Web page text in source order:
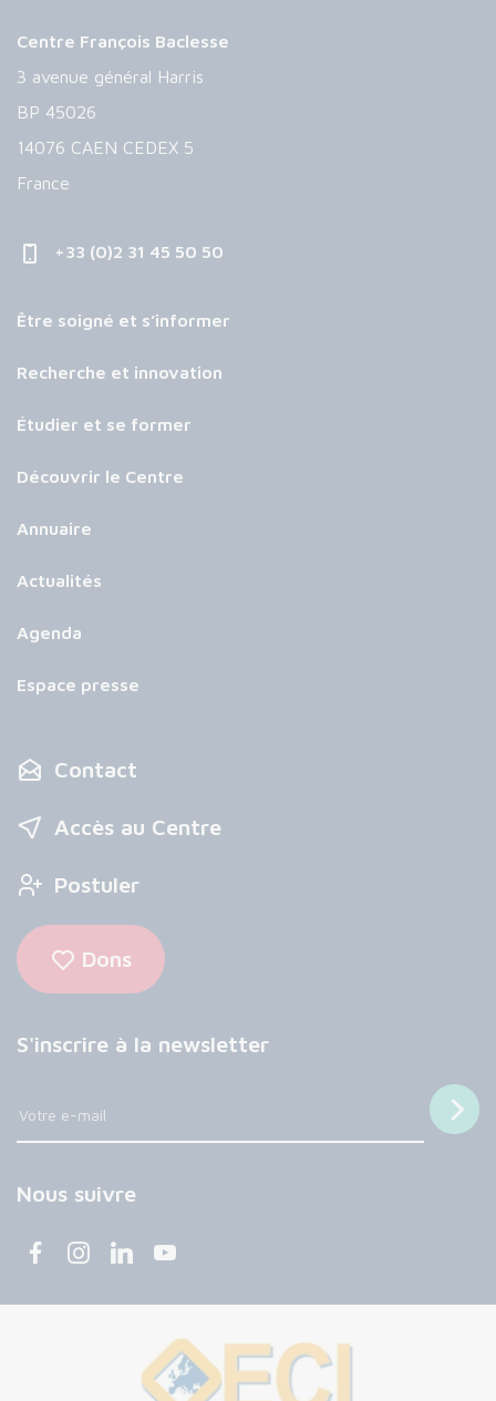
Centre François Baclesse
3 avenue général Harris
BP 45026
14076 CAEN CEDEX 5
France
+33 (0)2 31 45 50 50
Être soigné et s’informer
Recherche et innovation
Étudier et se former
Découvrir le Centre
Annuaire
Actualités
Agenda
Espace presse
Contact
Accès au Centre
Postuler
Dons
S'inscrire à la newsletter
Nous suivre